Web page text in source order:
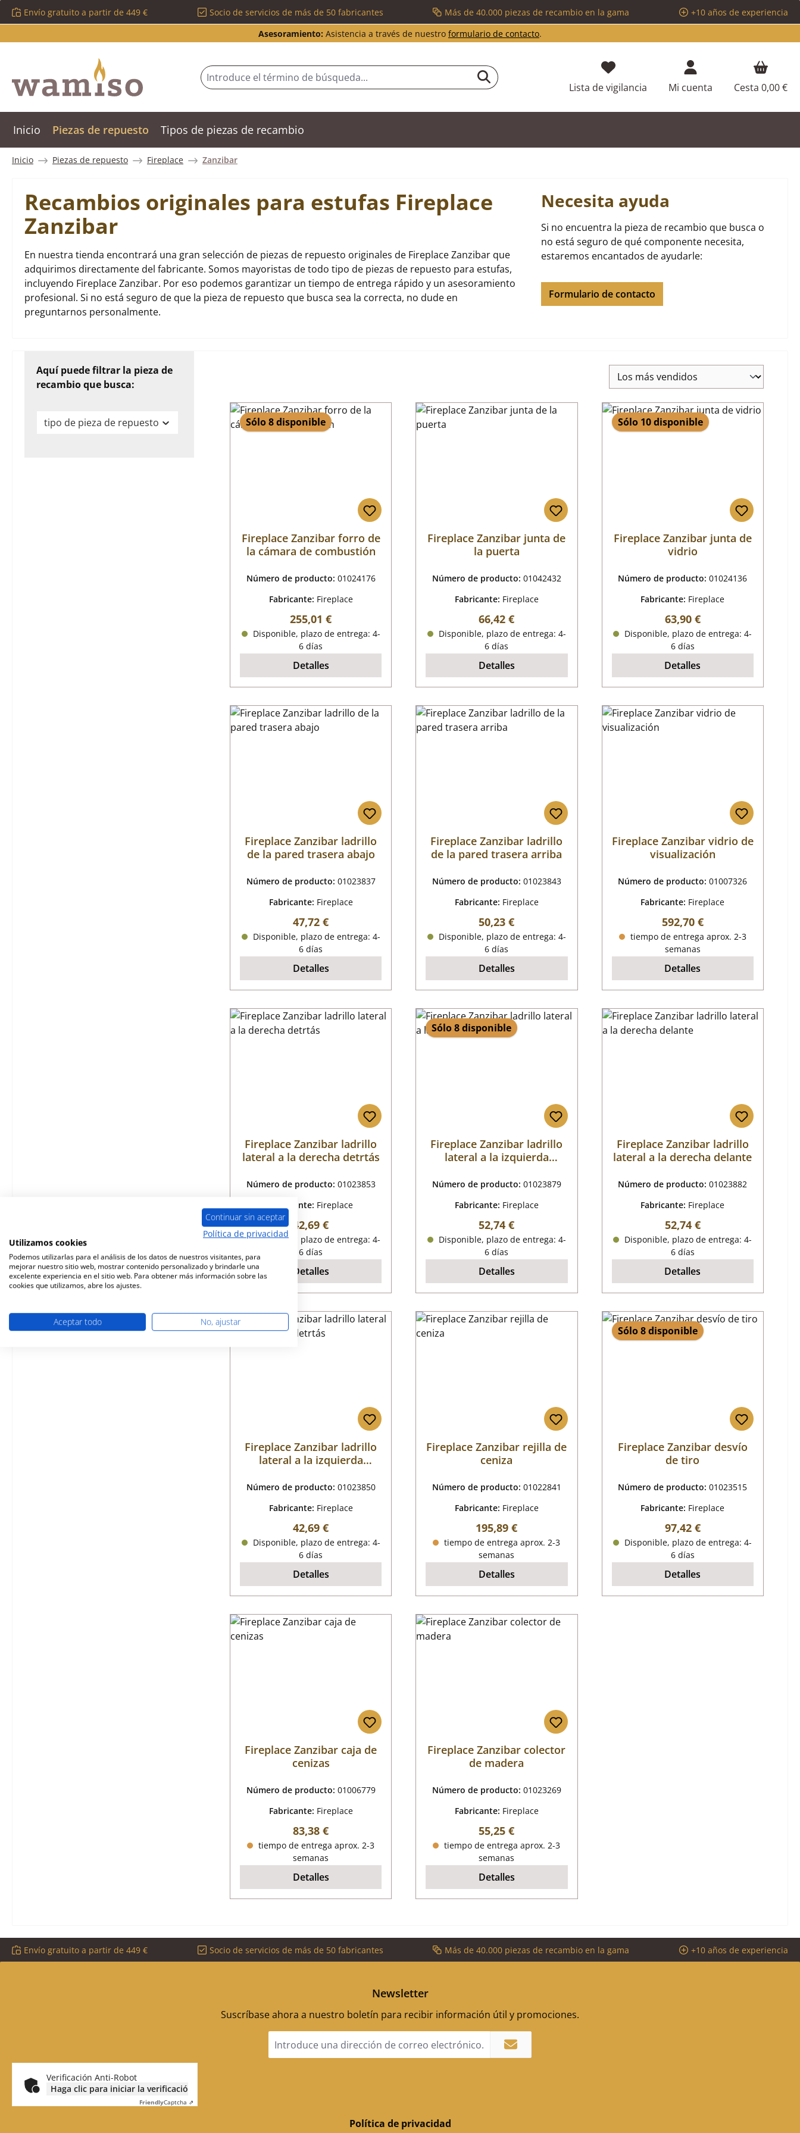
al contenido principal
Saltar a la búsqueda
Saltar a la navegación principal
Envío gratuito a partir de 449 € Socio de servicios de más de 50 fabricantes Más de 40.000 piezas de recambio en la gama
+10 años de experiencia
Asesoramiento: Asistencia a través de nuestro formulario de contacto.
Lista de vigilancia Tienes 0 artículos en tu lista de
Mi cuenta Cesta 0,00 €
Inicio Piezas de repuesto Tipos de piezas de recambio
Inicio Piezas de repuesto Fireplace Zanzibar
Recambios originales para estufas Fireplace
Zanzibar
En nuestra tienda encontrará una gran selección de piezas de repuesto originales de Fireplace Zanzibar que
adquirimos directamente del fabricante. Somos mayoristas de todo tipo de piezas de repuesto para estufas,
incluyendo Fireplace Zanzibar. Por eso podemos garantizar un tiempo de entrega rápido y un asesoramiento
profesional. Si no está seguro de que la pieza de repuesto que busca sea la correcta, no dude en
preguntarnos personalmente.
Necesita ayuda
Si no encuentra la pieza de recambio que busca o
no está seguro de qué componente necesita,
estaremos encantados de ayudarle:
Formulario de contacto
Aquí puede filtrar la pieza de
recambio que busca:
tipo de pieza de repuesto Sólo 8 disponible
Fireplace Zanzibar forro de
la cámara de combustión
Número de producto: 01024176
Fabricante: Fireplace
Precio normal:
255,01 €
Disponible, plazo de entrega: 4-
6 días
Detalles
Fireplace Zanzibar junta de
la puerta
Número de producto: 01042432
Fabricante: Fireplace
Precio normal:
66,42 €
Disponible, plazo de entrega: 4-
6 días
Detalles
Sólo 10 disponible
Fireplace Zanzibar junta de
vidrio
Número de producto:01024136
Fabricante: Fireplace
Precio normal:
63,90 €
Disponible, plazo de entrega: 4-
6 días
Detalles
Fireplace Zanzibar ladrillo
de la pared trasera abajo
Número de producto: 01023837
Fabricante: Fireplace
Precio normal:
47,72 €
Disponible, plazo de entrega: 4-
6 días
Detalles
Fireplace Zanzibar ladrillo
de la pared trasera arriba
Número de producto: 01023843
Fabricante: Fireplace
Precio normal:
50,23 €
Disponible, plazo de entrega: 4-
6 días
Detalles
Fireplace Zanzibar vidrio de
visualización
Número de producto:01007326
Fabricante: Fireplace
Precio normal:
592,70 €
tiempo de entrega aprox. 2-3
semanas
Detalles
Fireplace Zanzibar ladrillo
lateral a la derecha detrtás
Número de producto: 01023853
Fabricante: Fireplace
Precio normal:
42,69 €
Disponible, plazo de entrega: 4-
6 días
Detalles
Sólo 8 disponible
Fireplace Zanzibar ladrillo
lateral a la izquierda
Número de producto: 01023879
Fabricante: Fireplace
Precio normal:
52,74 €
Disponible, plazo de entrega: 4-
6 días
Detalles
Fireplace Zanzibar ladrillo
lateral a la derecha delante
Número de producto:01023882
Fabricante: Fireplace
Precio normal:
52,74 €
Disponible, plazo de entrega: 4-
6 días
Detalles
Fireplace Zanzibar ladrillo
lateral a la izquierda
Número de producto: 01023850
Fabricante: Fireplace
Precio normal:
42,69 €
Disponible, plazo de entrega: 4-
6 días
Detalles
Fireplace Zanzibar rejilla de
ceniza
Número de producto: 01022841
Fabricante: Fireplace
Precio normal:
195,89 €
tiempo de entrega aprox. 2-3
semanas
Detalles
Sólo 8 disponible
Fireplace Zanzibar desvío
de tiro
Número de producto:01023515
Fabricante: Fireplace
Precio normal:
97,42 €
Disponible, plazo de entrega: 4-
6 días
Detalles
Fireplace Zanzibar caja de
cenizas
Número de producto: 01006779
Fabricante: Fireplace
Precio normal:
83,38 €
tiempo de entrega aprox. 2-3
semanas
Detalles
Fireplace Zanzibar colector
de madera
Número de producto: 01023269
Fabricante: Fireplace
Precio normal:
55,25 €
tiempo de entrega aprox. 2-3
semanas
Detalles
Envío gratuito a partir de 449 € Socio de servicios de más de 50 fabricantes Más de 40.000 piezas de recambio en la gama +10 años de experiencia
Newsletter
Suscríbase ahora a nuestro boletín para recibir información útil y promociones.
de
Verificación Anti-Robot
Haga clic para iniciar la verificación
FriendlyCaptcha ⇗
Política de privacidad
Continuar sin aceptar
Política de privacidad
Utilizamos cookies
Podemos utilizarlas para el análisis de los datos de nuestros visitantes, para
mejorar nuestro sitio web, mostrar contenido personalizado y brindarle una
excelente experiencia en el sitio web. Para obtener más información sobre las
cookies que utilizamos, abre los ajustes.
Aceptar todo No, ajustar